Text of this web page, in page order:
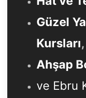
Güzel
Kursları,
Ahşap
ve Ebru